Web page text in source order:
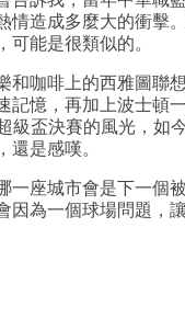
情造成多麼大的衝擊
可能是很類似的。
和咖啡上的西雅圖聯
記憶，再加上波士頓
級盃決賽的風光，如
還是感嘆。
一座城市會是下一個
因為一個球場問題，